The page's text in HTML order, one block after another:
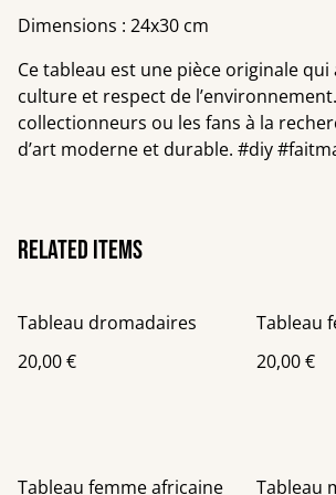
Dimensions : 24x30 cm
Ce tableau est une pièce originale
culture et respect de
collectionneurs ou les fans à la
d’art moderne et durable. #diy
Related items
Tableau dromadaires
20,00 €
Tableau
20,00 €
Tableau femme africaine Tableau